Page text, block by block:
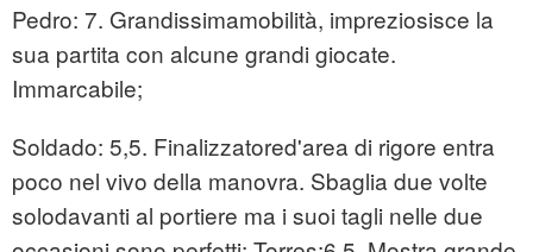
Pedro: 7. Grandissimamobilità, impreziosisce la
sua partita con alcune grandi giocate.
Immarcabile;
Soldado: 5,5. Finalizzatored'area di rigore entra
poco nel vivo della manovra. Sbaglia due volte
solodavanti al portiere ma i suoi tagli nelle due